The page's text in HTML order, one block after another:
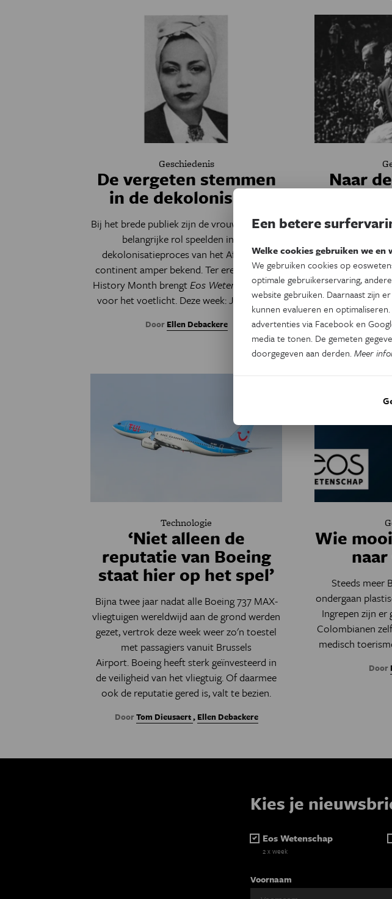
Geschiedenis
De vergeten stemmen
in de dekolonisatie
Bij het brede publiek zijn de vrouwen die een
belangrijke rol speelden in het
dekolonisatieproces van het Afrikaanse
continent amper bekend. Ter ere van Black
History Month brengtEos Wetenschaphen
voor het voetlicht. Deze week: Jane Vialle.
Door Ellen Debackere
Naar
het
Wie het
kreeg in de loop
van de locatie –
Door
Technologie
‘Niet alleen de
reputatie van Boeing
staat hier op het spel’
Bijna twee jaar nadat alle Boeing 737 MAX-
vliegtuigen wereldwijd aan de grond werden
gezet, vertrok deze week weer zo'n toestel
met passagiers vanuit Brussels
Airport. Boeing heeft sterk geïnvesteerd in
de veiligheid van het vliegtuig. Of daarmee
ook de reputatie gered is, valt te bezien.
DoorTom Dieusaert, Ellen Debackere
Wie
Steeds meer
ondergaan
Ingrepen zijn er
Colombianen
medisch
Door
Kies je
Eos Wetenschap
2 x week
Voornaam
Een betere
Welke cookies gebruiken we en
We gebruiken cookies op
optimale gebruikerservaring,
website gebruiken. Daarnaast zijn
kunnen evalueren en
advertenties via Facebook en
media te tonen. De gemeten
doorgegeven aan derden.Meer